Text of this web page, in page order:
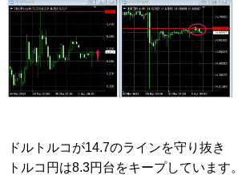
ドルトルコが14.7のラインを守り抜き
トルコ円は8.3円台をキープしています。